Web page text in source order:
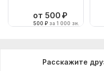
от 500 ₽
500 ₽ за 1 000 зн.
Расскажите